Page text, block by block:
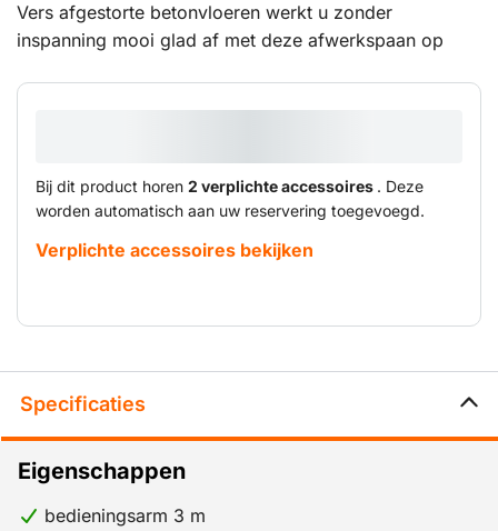
Vers afgestorte betonvloeren werkt u zonder
inspanning mooi glad af met deze afwerkspaan op
Bij dit product horen 2 verplichte accessoires . Deze
worden automatisch aan uw reservering toegevoegd.
Verplichte accessoires bekijken
Specificaties
Eigenschappen
bedieningsarm 3 m